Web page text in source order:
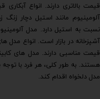
قیمت بالاتری دارند. انواع
آلومینیوم مانند استیل دچار
نسبت به استیل دارد. مدل
آشپزخانه در بازار است. انواع مدل
قیمت مناسبی دارند. مدل های
هستند. به طور کلی، هر فرد با
مدل دلخواه اقدام کند.